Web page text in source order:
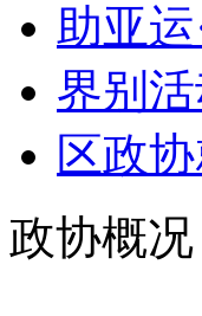
助亚
界别
区政
政协概况